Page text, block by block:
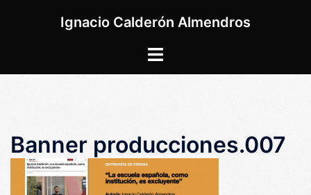
Ignacio Calderón Almendros
Alternar
Banner producciones.007